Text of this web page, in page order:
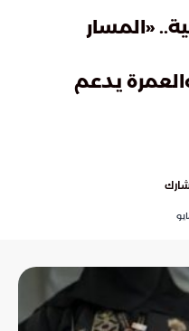
رقمية.. «المسار
والعمرة يدعم